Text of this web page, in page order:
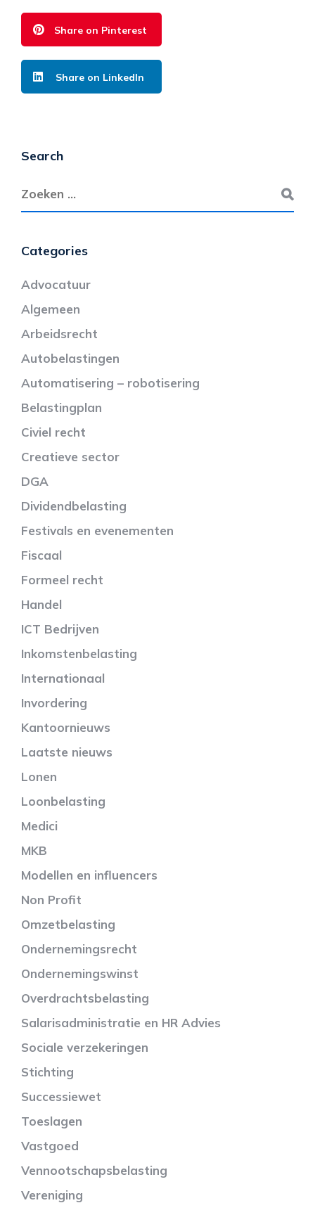
Share on Pinterest
Share on LinkedIn
Search
Categories
Advocatuur
Algemeen
Arbeidsrecht
Autobelastingen
Automatisering – robotisering
Belastingplan
Civiel recht
Creatieve sector
DGA
Dividendbelasting
Festivals en evenementen
Fiscaal
Formeel recht
Handel
ICT Bedrijven
Inkomstenbelasting
Internationaal
Invordering
Kantoornieuws
Laatste nieuws
Lonen
Loonbelasting
Medici
MKB
Modellen en influencers
Non Profit
Omzetbelasting
Ondernemingsrecht
Ondernemingswinst
Overdrachtsbelasting
Salarisadministratie en HR Advies
Sociale verzekeringen
Stichting
Successiewet
Toeslagen
Vastgoed
Vennootschapsbelasting
Vereniging